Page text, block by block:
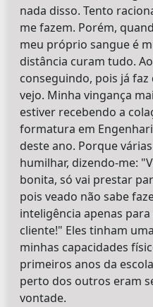
nada disso. Tento
me fazem. Porém,
meu próprio sangue é
distância curam tudo.
conseguindo, pois já
vejo. Minha vingança
estiver recebendo a
formatura em
deste ano. Porque
humilhar, dizendo-me:
bonita, só vai prestar
pois veado não sabe
inteligência apenas
cliente!" Eles tinham
minhas capacidades
primeiros anos da
perto dos outros eram
vontade.